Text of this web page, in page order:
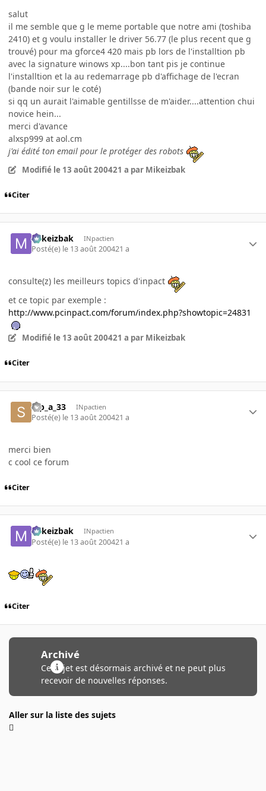
salut
il me semble que g le meme portable que notre ami (toshiba
2410) et g voulu installer le driver 56.77 (le plus recent que g
trouvé) pour ma gforce4 420 mais pb lors de l'installtion pb
avec la signature winows xp....bon tant pis je continue
l'installtion et la au redemarrage pb d'affichage de l'ecran
(bande noir sur le coté)
si qq un aurait l'aimable gentillsse de m'aider....attention chui
novice hein...
merci d'avance
alxsp999 at aol.cm
j'ai édité ton email pour le protéger des robots
Modifié le 13 août 200421 a par Mikeizbak
Citer
Mikeizbak INpactien
Posté(e) le 13 août 200421 a
consulte(z) les meilleurs topics d'inpact
et ce topic par exemple :
http://www.pcinpact.com/forum/index.php?showtopic=24831
Modifié le 13 août 200421 a par Mikeizbak
Citer
s_p_a_33 INpactien
Posté(e) le 13 août 200421 a
merci bien
c cool ce forum
Citer
Mikeizbak INpactien
Posté(e) le 13 août 200421 a
Citer
Archivé
Ce sujet est désormais archivé et ne peut plus
recevoir de nouvelles réponses.
Aller sur la liste des sujets